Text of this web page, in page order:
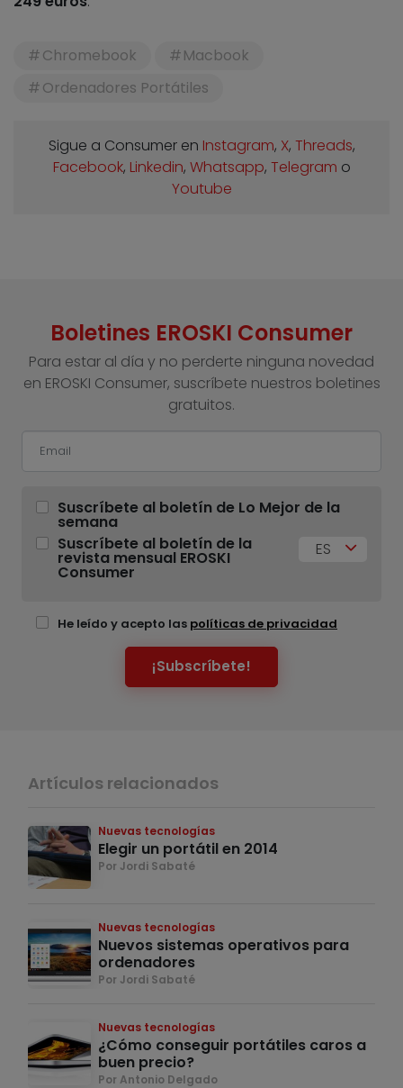
Chromebook
Macbook
Ordenadores Portátiles
Sigue a Consumer en Instagram, X, Threads,
Facebook, Linkedin, Whatsapp, Telegram o
Youtube
Boletines EROSKI Consumer
Para estar al día y no perderte ninguna novedad
en EROSKI Consumer, suscríbete nuestros boletines
gratuitos.
Suscríbete al boletín de Lo Mejor de la
semana
Suscríbete al boletín de la
revista mensual EROSKI
Consumer
ES
He leído y acepto las políticas de privacidad
¡Subscríbete!
Artículos relacionados
Nuevas tecnologías
Elegir un portátil en 2014
Por Jordi Sabaté
Nuevas tecnologías
Nuevos sistemas operativos para
ordenadores
Por Jordi Sabaté
Nuevas tecnologías
¿Cómo conseguir portátiles caros a
buen precio?
Por Antonio Delgado